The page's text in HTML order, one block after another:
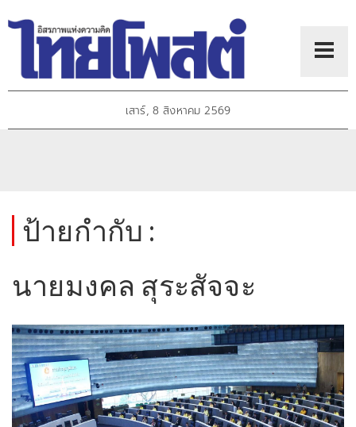
เสาร์, 8 สิงหาคม 2569
ป้ายกำกับ :
นายมงคล สุระสัจจะ